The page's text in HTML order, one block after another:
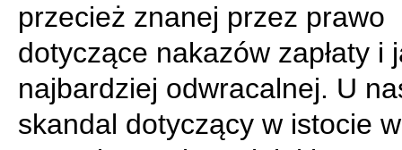
przecież znanej przez prawo
dotyczące nakazów zapłaty i
najbardziej odwracalnej. U
skandal dotyczący w istocie